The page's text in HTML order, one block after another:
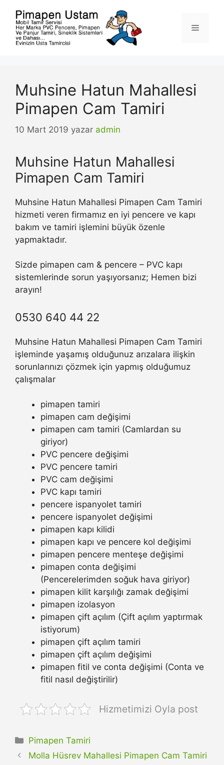
Menü
Muhsine Hatun Mahallesi
Pimapen Cam Tamiri
10 Mart 2019 yazar admin
Muhsine Hatun Mahallesi
Pimapen Cam Tamiri
Muhsine Hatun Mahallesi Pimapen Cam Tamiri
hizmeti veren firmamız en iyi pencere ve kapı
bakım ve tamiri işlemini büyük özenle
yapmaktadır.
Sizde pimapen cam & pencere – PVC kapı
sistemlerinde sorun yaşıyorsanız; Hemen bizi
arayın!
0530 640 44 22
Muhsine Hatun Mahallesi Pimapen Cam Tamiri
işleminde yaşamış olduğunuz arızalara ilişkin
sorunlarınızı çözmek için yapmış olduğumuz
çalışmalar
pimapen tamiri
pimapen cam değişimi
pimapen cam tamiri (Camlardan su
giriyor)
PVC pencere değişimi
PVC pencere tamiri
PVC cam değişimi
PVC kapı tamiri
pencere ispanyolet tamiri
pencere ispanyolet değişimi
pimapen kapı kilidi
pimapen kapı ve pencere kol değişimi
pimapen pencere menteşe değişimi
pimapen conta değişimi
(Pencerelerimden soğuk hava giriyor)
pimapen kilit karşılığı zamak değişimi
pimapen izolasyon
pimapen çift açılım (Çift açılım yaptırmak
istiyorum)
pimapen çift açılım tamiri
pimapen çift açılım değişimi
pimapen fitil ve conta değişimi (Conta ve
fitil nasıl değiştirilir)
Hizmetimizi Oyla post
Kategoriler
Pimapen Tamiri
Molla Hüsrev Mahallesi Pimapen Cam Tamiri